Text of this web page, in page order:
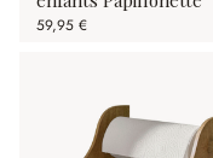
59,95 €